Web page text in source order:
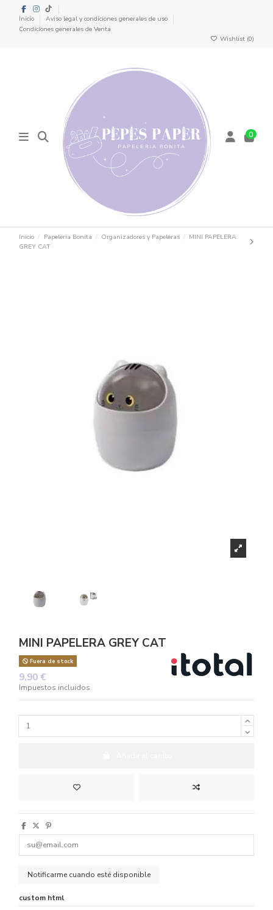
Inicio
Aviso legal y condiciones generales de uso
Condiciones generales de Venta
Wishlist (0)
0
Inicio Papeleria Bonita Organizadores y Papeleras
MINI PAPELERA
GREY CAT
MINI PAPELERA GREY CAT
Fuera de stock
9,90 €
Impuestos incluidos
custom html